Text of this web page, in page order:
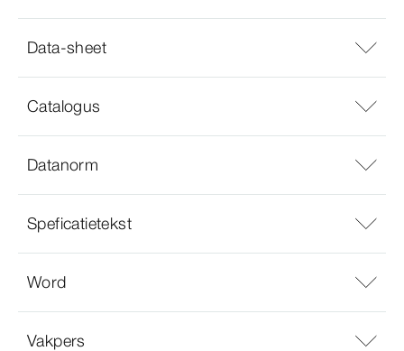
Data-sheet
Catalogus
Datanorm
Speficatietekst
Word
Vakpers